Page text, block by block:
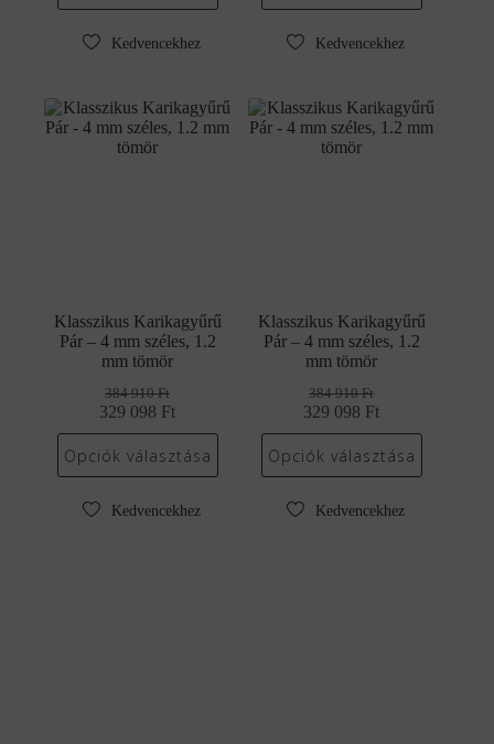
Kedvencekhez Kedvencekhez
Klasszikus Karikagyűrű
Pár – 4 mm széles, 1.2
mm tömör
384 910Ft
Original
price
was:
329 098 Ft
Current
price
is:
Opciók választása
Kedvencekhez
Klasszikus Karikagyűrű
Pár – 4 mm széles, 1.2
mm tömör
384 910Ft
Original
price
was:
329 098 Ft
Current
price
is:
Opciók választása
Kedvencekhez